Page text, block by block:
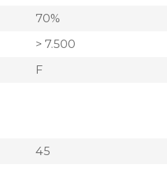
70%
> 7.500
F
45